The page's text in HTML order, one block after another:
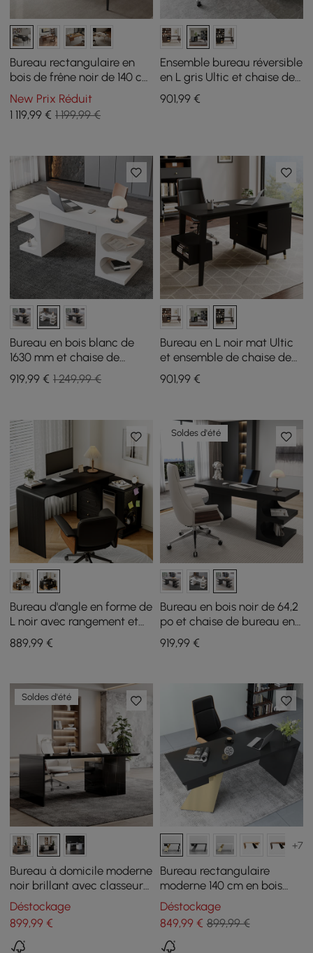
Bureau rectangulaire en
bois de frêne noir de 140 cm
de style Mid-Century
Modern avec 3 tiroirs
New Prix Réduit
1 119,99 € 1 199,99 €
Ensemble bureau réversible
en L gris Ultic et chaise de
bureau en similicuir avec
roulettes
901,99€
Bureau en bois blanc de
1630 mm et chaise de
bureau en cuir noir avec
dossier haut
919,99 € 1 249,99 €
Bureau en L noir mat Ultic
et ensemble de chaise de
bureau en similicuir avec
roulettes
901,99€
Bureau d'angle en forme de
L noir avec rangement et
chaise de bureau en
similicuir noir
889,99 €
Soldes d'été
Bureau en bois noir de 64,2
po et chaise de bureau en
cuir blanc avec dossier
haut
919,99€
Soldes d'été
Bureau à domicile moderne
noir brillant avec classeur
mobile (1520 mm)
Déstockage
899,99 €
+7
Bureau rectangulaire
moderne 140 cm en bois
d’hévéa noir avec tiroir et
base dorée
Déstockage
849,99€ 899,99 €